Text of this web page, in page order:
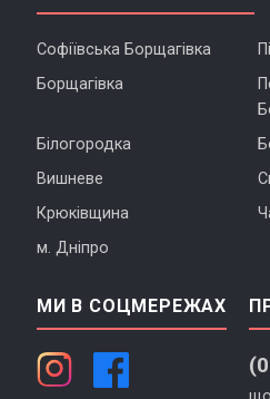
Софіївська Борщагівка
Борщагівка
Білогородка
Вишневе
Крюківщина
м. Дніпро
МИ В СОЦМЕРЕЖАХ